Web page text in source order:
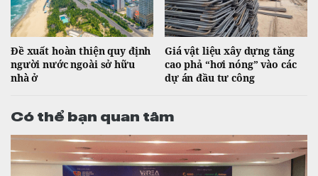
Đề xuất hoàn thiện quy định
người nước ngoài sở hữu
nhà ở
Giá vật liệu xây dựng tăng
cao phả “hơi nóng” vào các
dự án đầu tư công
Có thể bạn quan tâm